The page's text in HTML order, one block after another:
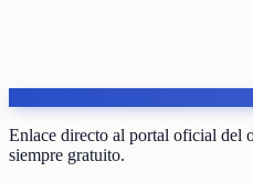
Enlace directo al portal oficial del
siempre gratuito.